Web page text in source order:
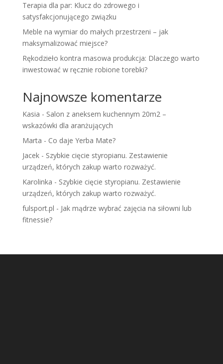
Terapia dla par: Klucz do zdrowego i
satysfakcjonującego związku
Meble na wymiar do małych przestrzeni – jak
maksymalizować miejsce?
Rękodzieło kontra masowa produkcja: Dlaczego warto
inwestować w ręcznie robione torebki?
Najnowsze komentarze
Kasia - Salon z aneksem kuchennym 20m2 –
wskazówki dla aranżujących
Marta - Co daje Yerba Mate?
Jacek- Szybkie cięcie styropianu. Zestawienie
urządzeń, których zakup warto rozważyć.
Karolinka - Szybkie cięcie styropianu. Zestawienie
urządzeń, których zakup warto rozważyć.
fulsport.pl - Jak mądrze wybrać zajęcia na siłowni lub
fitnessie?